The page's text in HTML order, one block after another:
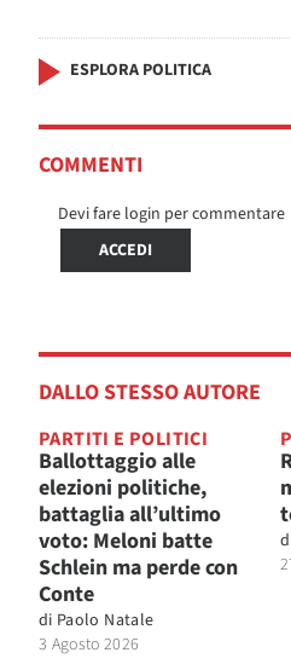
ESPLORA POLITICA
COMMENTI
Devi fare login per commentare
ACCEDI
DALLO STESSO AUTORE
PARTITI E POLITICI
Ballottaggio alle
elezioni politiche,
battaglia all’ultimo
voto: Meloni batte
Schlein ma perde con
Conte
di Paolo Natale
3 Agosto 2026